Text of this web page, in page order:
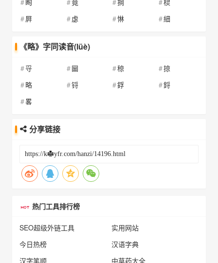
眴
竟 掆
棂
屛
虙 惏 細
《略》字同读音(lüè)
寽 圙 稤
掠
略
锊 鋢
鋝
畧
分享链接
热门工具排行榜
SEO超级外链工具
实用网站
今日热榜
汉语字典
汉字笔顺
中草药大全